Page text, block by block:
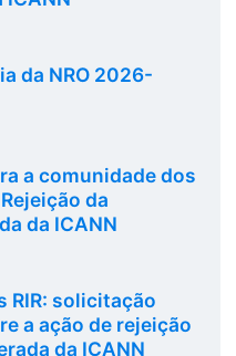
da NRO 2026-
a comunidade dos
da
da ICANN
RIR: solicitação
a ação de rejeição
da ICANN